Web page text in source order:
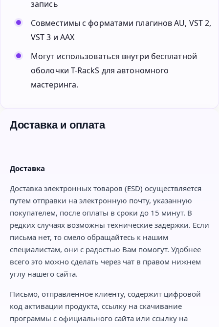
запись
Совместимы с форматами плагинов AU, VST 2,
VST 3 и AAX
Могут использоваться внутри бесплатной
оболочки T-RackS для автономного
мастеринга.
Доставка и оплата
Доставка
Доставка электронных товаров (ESD) осуществляется
путем отправки на электронную почту, указанную
покупателем, после оплаты в сроки до 15 минут. В
редких случаях возможны технические задержки. Если
письма нет, то смело обращайтесь к нашим
специалистам, они с радостью Вам помогут. Удобнее
всего это можно сделать через чат в правом нижнем
углу нашего сайта.
Письмо, отправленное клиенту, содержит цифровой
код активации продукта, ссылку на скачивание
программы с официального сайта или ссылку на